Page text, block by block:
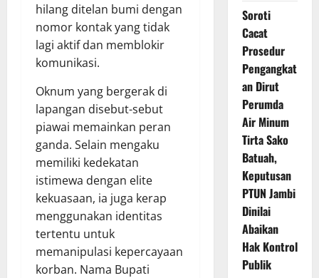
hilang ditelan bumi dengan
nomor kontak yang tidak
lagi aktif dan memblokir
komunikasi.
Oknum yang bergerak di
lapangan disebut-sebut
piawai memainkan peran
ganda. Selain mengaku
memiliki kedekatan
istimewa dengan elite
kekuasaan, ia juga kerap
menggunakan identitas
tertentu untuk
memanipulasi kepercayaan
korban. Nama Bupati
Soroti
Cacat
Prosedur
Pengangkat
an Dirut
Perumda
Air Minum
Tirta Sako
Batuah,
Keputusan
PTUN Jambi
Dinilai
Abaikan
Hak Kontrol
Publik